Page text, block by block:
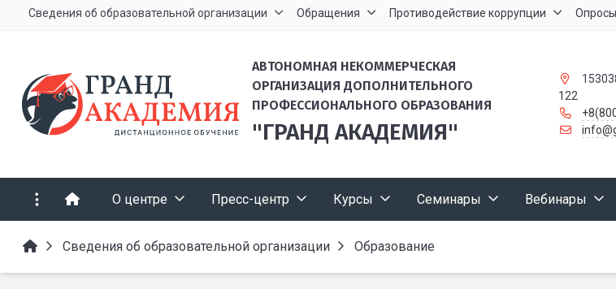
Сведения об образовательной организации Обращения Противодействие коррупции Опросы
АВТОНОМНАЯ НЕКОММЕРЧЕСКАЯ
ОРГАНИЗАЦИЯ ДОПОЛНИТЕЛЬНОГО
ПРОФЕССИОНАЛЬНОГО ОБРАЗОВАНИЯ
"ГРАНД АКАДЕМИЯ"
122
О центре Пресс-центр Курсы Семинары Вебинары
Сведения об образовательной организации Образование